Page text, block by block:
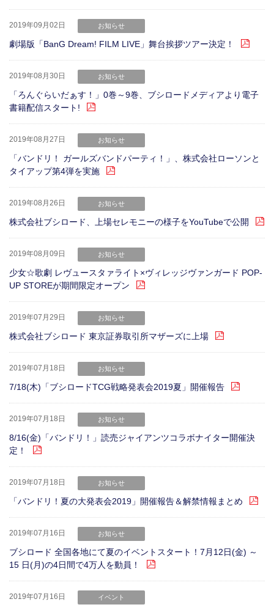
2019年09月02日 お知らせ
劇場版「BanG Dream! FILM LIVE」舞台挨拶ツアー決定！
2019年08月30日 お知らせ
「ろんぐらいだぁす！」0巻～9巻、ブシロードメディアより電子
書籍配信スタート!
2019年08月27日 お知らせ
「バンドリ！ ガールズバンドパーティ！」、株式会社ローソンと
タイアップ第4弾を実施
2019年08月26日 お知らせ
株式会社ブシロード、上場セレモニーの様子をYouTubeで公開
2019年08月09日 お知らせ
少女☆歌劇 レヴュースタァライト×ヴィレッジヴァンガード POP-
UP STOREが期間限定オープン
2019年07月29日 お知らせ
株式会社ブシロード 東京証券取引所マザーズに上場
2019年07月18日 お知らせ
7/18(木)「ブシロードTCG戦略発表会2019夏」開催報告
2019年07月18日 お知らせ
8/16(金)「バンドリ！」読売ジャイアンツコラボナイター開催決
定！
2019年07月18日 お知らせ
「バンドリ！夏の大発表会2019」開催報告＆解禁情報まとめ
2019年07月16日 お知らせ
ブシロード 全国各地にて夏のイベントスタート！7月12日(金) ～
15 日(月)の4日間で4万人を動員！
2019年07月16日 イベント